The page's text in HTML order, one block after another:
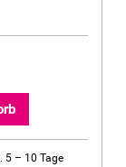
5 – 10 Tage